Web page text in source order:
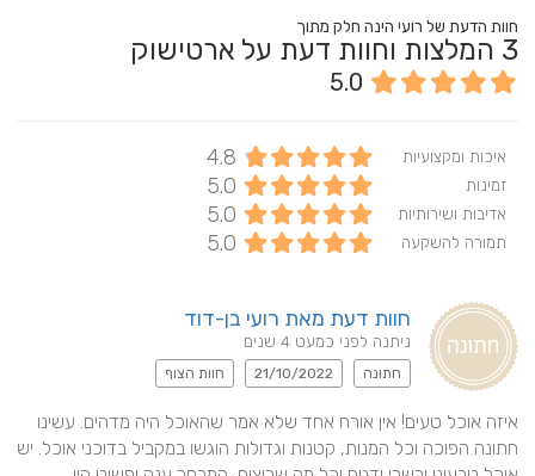
חוות הדעת של רועי הינה חלק מתוך
3 המלצות וחוות דעת על ארטישוק
5.0
איכות ומקצועיות 4.8
זמינות 5.0
אדיבות ושירותיות 5.0
תמורה להשקעה 5.0
חוות דעת מאת רועי בן-דוד
ניתנה לפני כמעט 4 שנים
חתונה 21/10/2022 חוות הצוף